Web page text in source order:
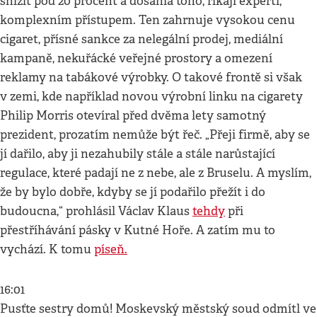
komplexním přístupem. Ten zahrnuje vysokou cenu
cigaret, přísné sankce za nelegální prodej, mediální
kampaně, nekuřácké veřejné prostory a omezení
reklamy na tabákové výrobky. O takové frontě si však
v zemi, kde například novou výrobní linku na cigarety
Philip Morris otevíral před dvěma lety samotný
prezident, prozatím nemůže být řeč. „Přeji firmě, aby se
jí dařilo, aby ji nezahubily stále a stále narůstající
regulace, které padají ne z nebe, ale z Bruselu. A myslím,
že by bylo dobře, kdyby se jí podařilo přežít i do
budoucna,“ prohlásil Václav Klaustehdypři
přestříhávání pásky v Kutné Hoře. A zatím mu to
vychází. K tomu píseň.
16:01
Pusťte sestry domů! Moskevský městský soud odmítl ve